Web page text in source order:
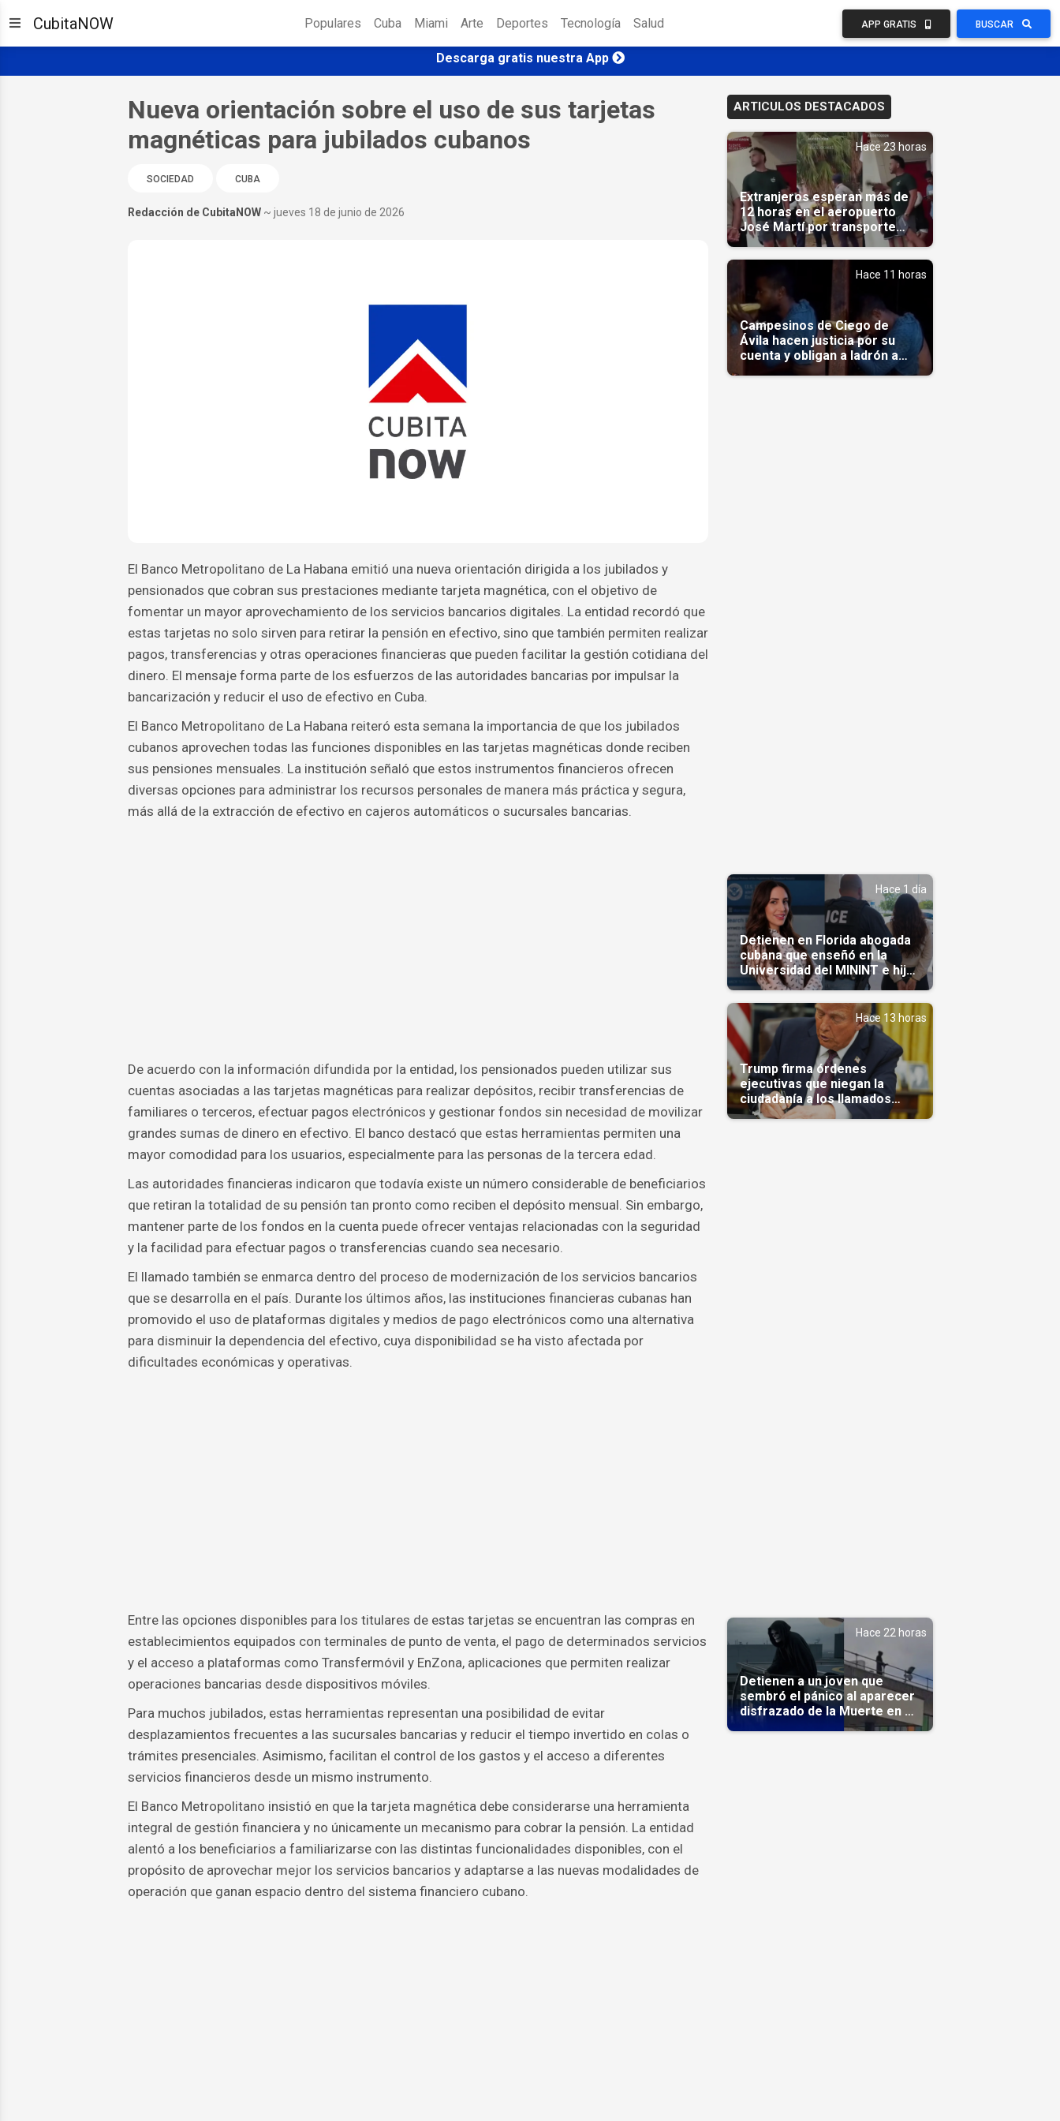
CubitaNOW Populares Cuba Miami Arte Deportes Tecnología Salud APP GRATIS BUSCAR
Descarga gratis nuestra App
Nueva orientación sobre el uso de sus tarjetas
magnéticas para jubilados cubanos
SOCIEDAD CUBA
Redacción de CubitaNOW ~ jueves 18 de junio de 2026
El Banco Metropolitano de La Habana emitió una nueva orientación dirigida a los jubilados y
pensionados que cobran sus prestaciones mediante tarjeta magnética, con el objetivo de
fomentar un mayor aprovechamiento de los servicios bancarios digitales. La entidad recordó que
estas tarjetas no solo sirven para retirar la pensión en efectivo, sino que también permiten realizar
pagos, transferencias y otras operaciones financieras que pueden facilitar la gestión cotidiana del
dinero. El mensaje forma parte de los esfuerzos de las autoridades bancarias por impulsar la
bancarización y reducir el uso de efectivo en Cuba.
El Banco Metropolitano de La Habana reiteró esta semana la importancia de que los jubilados
cubanos aprovechen todas las funciones disponibles en las tarjetas magnéticas donde reciben
sus pensiones mensuales. La institución señaló que estos instrumentos financieros ofrecen
diversas opciones para administrar los recursos personales de manera más práctica y segura,
más allá de la extracción de efectivo en cajeros automáticos o sucursales bancarias.
De acuerdo con la información difundida por la entidad, los pensionados pueden utilizar sus
cuentas asociadas a las tarjetas magnéticas para realizar depósitos, recibir transferencias de
familiares o terceros, efectuar pagos electrónicos y gestionar fondos sin necesidad de movilizar
grandes sumas de dinero en efectivo. El banco destacó que estas herramientas permiten una
mayor comodidad para los usuarios, especialmente para las personas de la tercera edad.
Las autoridades financieras indicaron que todavía existe un número considerable de beneficiarios
que retiran la totalidad de su pensión tan pronto como reciben el depósito mensual. Sin embargo,
mantener parte de los fondos en la cuenta puede ofrecer ventajas relacionadas con la seguridad
y la facilidad para efectuar pagos o transferencias cuando sea necesario.
El llamado también se enmarca dentro del proceso de modernización de los servicios bancarios
que se desarrolla en el país. Durante los últimos años, las instituciones financieras cubanas han
promovido el uso de plataformas digitales y medios de pago electrónicos como una alternativa
para disminuir la dependencia del efectivo, cuya disponibilidad se ha visto afectada por
dificultades económicas y operativas.
Entre las opciones disponibles para los titulares de estas tarjetas se encuentran las compras en
establecimientos equipados con terminales de punto de venta, el pago de determinados servicios
y el acceso a plataformas como Transfermóvil y EnZona, aplicaciones que permiten realizar
operaciones bancarias desde dispositivos móviles.
Para muchos jubilados, estas herramientas representan una posibilidad de evitar
desplazamientos frecuentes a las sucursales bancarias y reducir el tiempo invertido en colas o
trámites presenciales. Asimismo, facilitan el control de los gastos y el acceso a diferentes
servicios financieros desde un mismo instrumento.
El Banco Metropolitano insistió en que la tarjeta magnética debe considerarse una herramienta
integral de gestión financiera y no únicamente un mecanismo para cobrar la pensión. La entidad
alentó a los beneficiarios a familiarizarse con las distintas funcionalidades disponibles, con el
propósito de aprovechar mejor los servicios bancarios y adaptarse a las nuevas modalidades de
operación que ganan espacio dentro del sistema financiero cubano.
ARTICULOS DESTACADOS
Hace 23 horas
Extranjeros esperan más de
12 horas en el aeropuerto
José Martí por transporte
reservado semanas
antes(Video)
Hace 11 horas
Campesinos de Ciego de
Ávila hacen justicia por su
cuenta y obligan a ladrón a
comerse el maíz robado
Hace 1 día
Detienen en Florida abogada
cubana que enseñó en la
Universidad del MININT e hija
de diplomático cubano
Hace 13 horas
Trump firma órdenes
ejecutivas que niegan la
ciudadanía a los llamados
'turistas de nacimiento'
Hace 22 horas
Detienen a un joven que
sembró el pánico al aparecer
disfrazado de la Muerte en un